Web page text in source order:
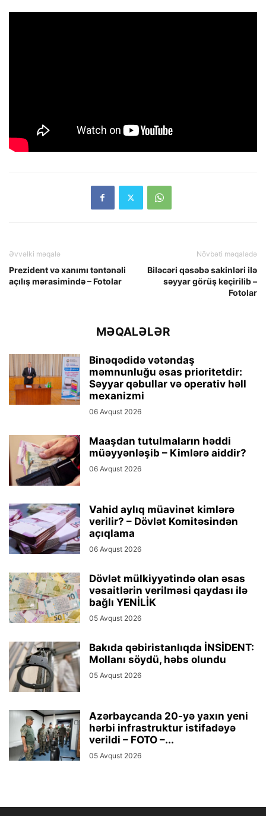
Əvvəlki məqalə
Prezident və xanımı təntənəli
açılış mərasimində – Fotolar
Növbəti məqalədə
Biləcəri qəsəbə sakinləri ilə
səyyar görüş keçirilib –
Fotolar
MƏQALƏLƏR
Binəqədidə vətəndaş
məmnunluğu əsas prioritetdir:
Səyyar qəbullar və operativ həll
mexanizmi
06 Avqust 2026
Maaşdan tutulmaların həddi
müəyyənləşib – Kimlərə aiddir?
06 Avqust 2026
Vahid aylıq müavinət kimlərə
verilir? – Dövlət Komitəsindən
açıqlama
06 Avqust 2026
Dövlət mülkiyyətində olan əsas
vəsaitlərin verilməsi qaydası ilə
bağlı YENİLİK
05 Avqust 2026
Bakıda qəbiristanlıqda İNSİDENT:
Mollanı söydü, həbs olundu
05 Avqust 2026
Azərbaycanda 20-yə yaxın yeni
hərbi infrastruktur istifadəyə
verildi – FOTO –...
05 Avqust 2026